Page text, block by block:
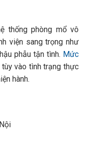
thống phòng mổ vô
viện sang trọng như
phẫu tận tình. Mức
vào tình trạng thực
hành.